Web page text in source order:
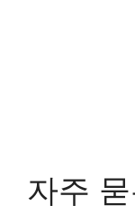
자주